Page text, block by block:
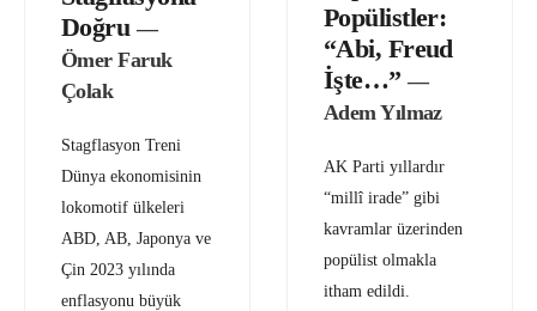
Popülistler:
“Abi, Freud
İşte…” —
Adem Yılmaz
AK Parti yıllardır
“millî irade” gibi
kavramlar üzerinden
popülist olmakla
itham edildi.
Doğru —
Ömer Faruk
Çolak
Stagflasyon Treni
Dünya ekonomisinin
lokomotif ülkeleri
ABD, AB, Japonya ve
Çin 2023 yılında
enflasyonu büyük